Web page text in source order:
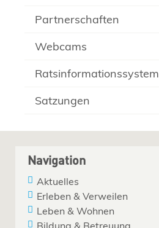
Partnerschaften
Webcams
Ratsinformationssystem
Satzungen
Navigation
Aktuelles
Erleben & Verweilen
Leben & Wohnen
Bildung & Betreuung